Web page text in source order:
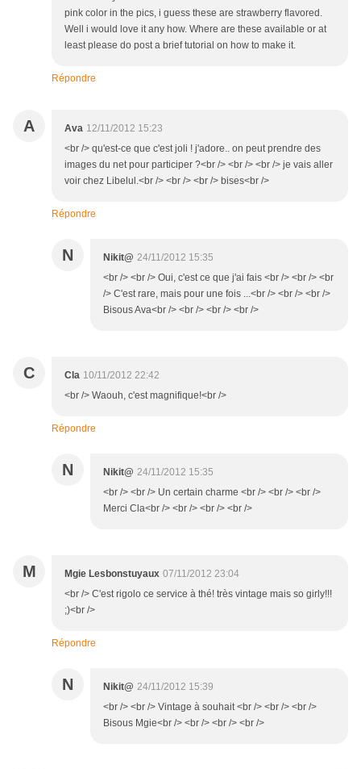
pink color in the pics, i guess these are strawberry flavored.
Well i would love it any how. Where are these available or at
least please do post a brief tutorial on how to make it.
Répondre
A Ava 12/11/2012 15:23
<br /> qu'est-ce que c'est joli ! j'adore.. on peut prendre des
images du net pour participer ?<br /> <br /> <br /> je vais aller
voir chez Libelul.<br /> <br /> <br /> bises<br />
Répondre
N Nikit@ 24/11/2012 15:35
<br /> <br /> Oui, c'est ce que j'ai fais <br /> <br /> <br
/> C'est rare, mais pour une fois ...<br /> <br /> <br />
Bisous Ava<br /> <br /> <br /> <br />
C Cla 10/11/2012 22:42
<br /> Waouh, c'est magnifique!<br />
Répondre
N Nikit@ 24/11/2012 15:35
<br /> <br /> Un certain charme <br /> <br /> <br />
Merci Cla<br /> <br /> <br /> <br />
M Mgie Lesbonstuyaux 07/11/2012 23:04
<br /> C'est rigolo ce service à thé! très vintage mais so girly!!!
;)<br />
Répondre
N Nikit@ 24/11/2012 15:39
<br /> <br /> Vintage à souhait <br /> <br /> <br />
Bisous Mgie<br /> <br /> <br /> <br />